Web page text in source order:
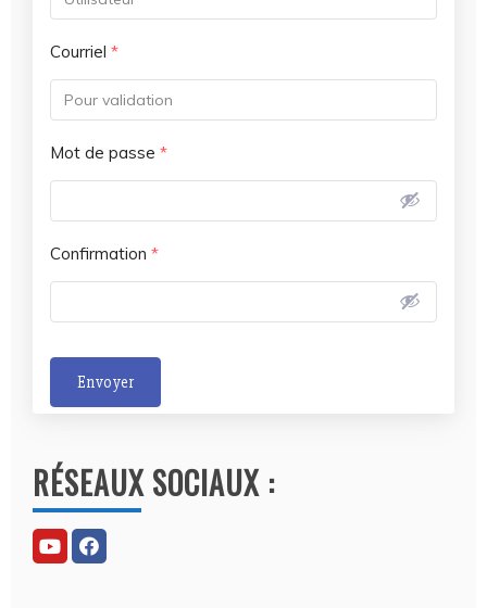
Courriel *
Mot de passe *
Confirmation *
Envoyer
t
e
r
n
RÉSEAUX SOCIAUX :